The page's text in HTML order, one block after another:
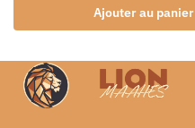
Ajouter au panier